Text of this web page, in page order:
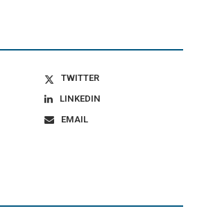
TWITTER
LINKEDIN
EMAIL